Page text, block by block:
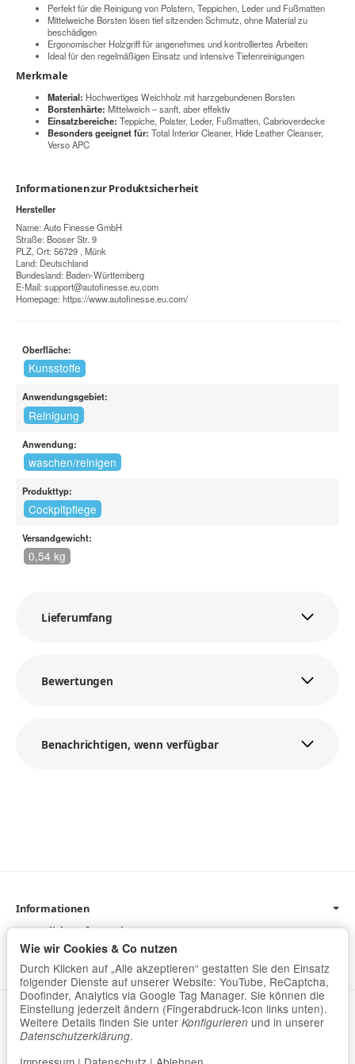
Perfekt für die Reinigung von Polstern, Teppichen, Leder und Fußmatten
Mittelweiche Borsten lösen tief sitzenden Schmutz, ohne Material zu
beschädigen
Ergonomischer Holzgriff für angenehmes und kontrolliertes Arbeiten
Ideal für den regelmäßigen Einsatz und intensive Tiefenreinigungen
Merkmale
Material: Hochwertiges Weichholz mit harzgebundenen Borsten
Borstenhärte: Mittelweich – sanft, aber effektiv
Einsatzbereiche: Teppiche, Polster, Leder, Fußmatten, Cabrioverdecke
Besonders geeignet für: Total Interior Cleaner, Hide Leather Cleanser,
Verso APC
Informationen zur Produktsicherheit
Hersteller
Name: Auto Finesse GmbH
Straße: Booser Str. 9
PLZ, Ort: 56729 , Münk
Land: Deutschland
Bundesland: Baden-Württemberg
E-Mail: support@autofinesse.eu.com
Homepage: https://www.autofinesse.eu.com/
Oberfläche:
Kunsstoffe
Anwendungsgebiet:
Reinigung
Anwendung:
waschen/reinigen
Produkttyp:
Cockpitpflege
Versandgewicht:
0,54 kg
Lieferumfang
Bewertungen
Benachrichtigen, wenn verfügbar
Informationen
Gesetzliche Informationen
Newsletter
Datenschutz•Impressum
Vertrag widerrufen
Wie wir Cookies & Co nutzen
Durch Klicken auf „Alle akzeptieren“ gestatten Sie den Einsatz
folgender Dienste auf unserer Website: YouTube, ReCaptcha,
Doofinder, Analytics via Google Tag Manager. Sie können die
Einstellung jederzeit ändern (Fingerabdruck-Icon links unten).
Weitere Details finden Sie unter Konfigurieren und in unserer
Datenschutzerklärung.